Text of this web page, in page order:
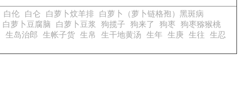
白伦 白仑 白萝卜炆羊排
白萝卜（萝卜链格孢）黑斑病
白萝卜豆腐脑 白萝卜豆浆 狗揽子 狗来了 狗枣
狗枣猕猴桃
生岛治郎 生帐子货 生帛 生干地黄汤 生年 生庚 生往
生忍